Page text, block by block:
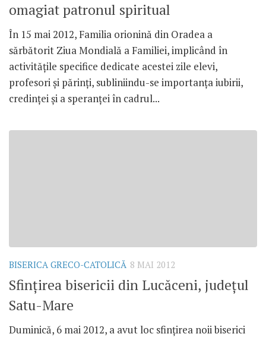
omagiat patronul spiritual
În 15 mai 2012, Familia orionină din Oradea a
sărbătorit Ziua Mondială a Familiei, implicând în
activităţile specifice dedicate acestei zile elevi,
profesori şi părinţi, subliniindu-se importanţa iubirii,
credinţei şi a speranţei în cadrul...
BISERICA GRECO-CATOLICĂ 8 MAI 2012
Sfinţirea bisericii din Lucăceni, judeţul
Satu-Mare
Duminică, 6 mai 2012, a avut loc sfinţirea noii biserici